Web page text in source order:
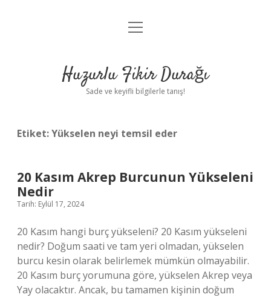
Anasayfa
Yasal Uyarı
menüyü
Huzurlu Fikir Durağı
Sade ve keyifli bilgilerle tanış!
Etiket:Yükselen neyi temsil eder
20 Kasım Akrep Burcunun Yükseleni
Nedir
Tarih: Eylül 17, 2024
20 Kasım hangi burç yükseleni? 20 Kasım yükseleni
nedir? Doğum saati ve tam yeri olmadan, yükselen
burcu kesin olarak belirlemek mümkün olmayabilir.
20 Kasım burç yorumuna göre, yükselen Akrep veya
Yay olacaktır. Ancak, bu tamamen kişinin doğum